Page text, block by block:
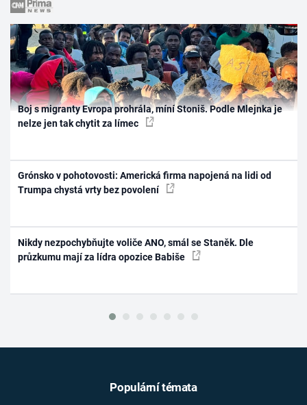
Boj s migranty Evropa prohrála, míní Stoniš. Podle Mlejnka je
nelze jen tak chytit za límec
Grónsko v pohotovosti: Americká firma napojená na lidi od
Trumpa chystá vrty bez povolení
Nikdy nezpochybňujte voliče ANO, smál se Staněk. Dle
průzkumu mají za lídra opozice Babiše
Populární témata